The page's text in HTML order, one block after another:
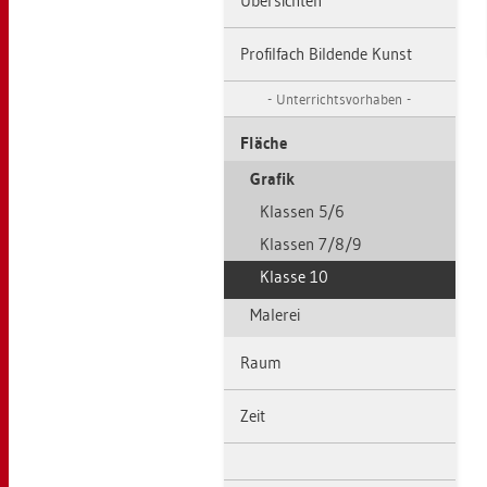
Pro­fil­fach Bil­den­de Kunst
Un­ter­richts­vor­ha­ben
Flä­che
Gra­fik
Klas­sen 5/6
Klas­sen 7/8/9
Klas­se 10
Ma­le­rei
Raum
Zeit